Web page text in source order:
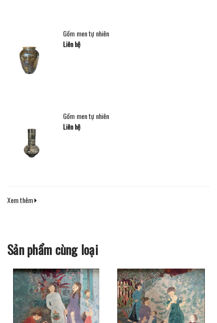
Gốm men tự nhiên
Liên hệ
Gốm men tự nhiên
Liên hệ
Xem thêm
Sản phẩm cùng loại